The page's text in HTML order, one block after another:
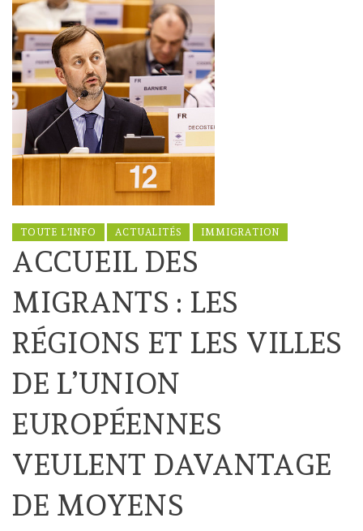
TOUTE L'INFO ACTUALITÉS IMMIGRATION
ACCUEIL DES
MIGRANTS : LES
RÉGIONS ET LES VILLES
DE L’UNION
EUROPÉENNES
VEULENT DAVANTAGE
DE MOYENS